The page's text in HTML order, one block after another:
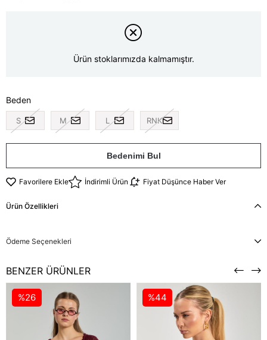
Ürün stoklarımızda kalmamıştır.
Beden
S M L RNK
Bedenimi Bul
Favorilere Ekle İndirimli Ürün Fiyat Düşünce Haber Ver
Ürün Özellikleri
Ödeme Seçenekleri
BENZER ÜRÜNLER
%26 %44